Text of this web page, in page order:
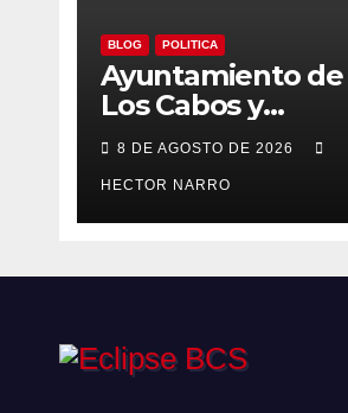
BLOG POLITICA
Ayuntamiento de
Los Cabos y
organizadores de
Bisbee’s coordinan
acciones para
edición 2026
8 DE AGOSTO DE 2026
HECTOR NARRO